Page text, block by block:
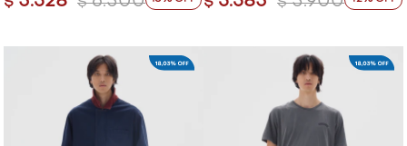
$ $ $ $